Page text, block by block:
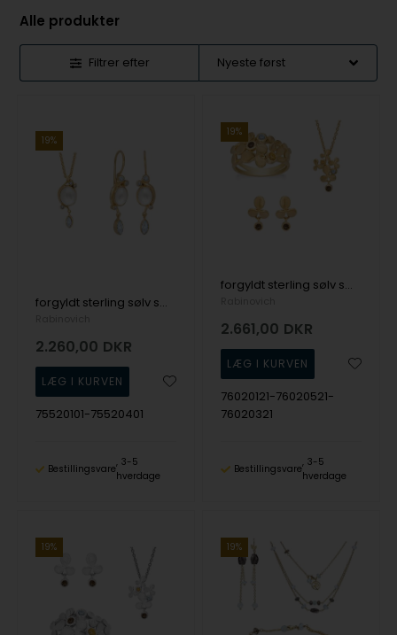
Alle produkter
Filtrer efter
19%
forgyldt sterling sølv smykkesæt Optimism med overflade fra Rabinovich
2.260,00 DKR
75520101-75520401
Bestillingsvare
3-5
hverdage
19%
forgyldt sterling sølv smykkesæt Trio med overflade fra Rabinovich
2.661,00 DKR
76020121-76020521-
76020321
Bestillingsvare
3-5
hverdage
19% 19%